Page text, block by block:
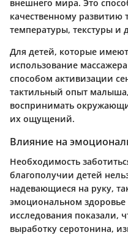
внешнего мира. Это
качественному
температуры, текстуры и
Для детей, которые
использование
способом активизации
тактильный опыт
воспринимать
их ощущений.
Влияние на
Необходимость
благополучии детей
надевающиеся на руку,
эмоциональном
исследования показали,
выработку серотонина,